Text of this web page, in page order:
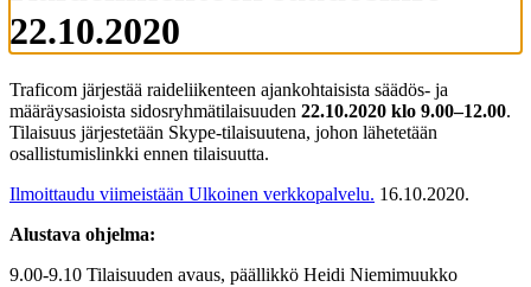
22.10.2020
Traficom järjestää raideliikenteen ajankohtaisista säädös- ja
määräysasioista sidosryhmätilaisuuden 22.10.2020 klo 9.00–12.00.
Tilaisuus järjestetään Skype-tilaisuutena, johon lähetetään
osallistumislinkki ennen tilaisuutta.
Ilmoittaudu viimeistään Ulkoinen verkkopalvelu. 16.10.2020.
Alustava ohjelma:
9.00-9.10 Tilaisuuden avaus, päällikkö Heidi Niemimuukko